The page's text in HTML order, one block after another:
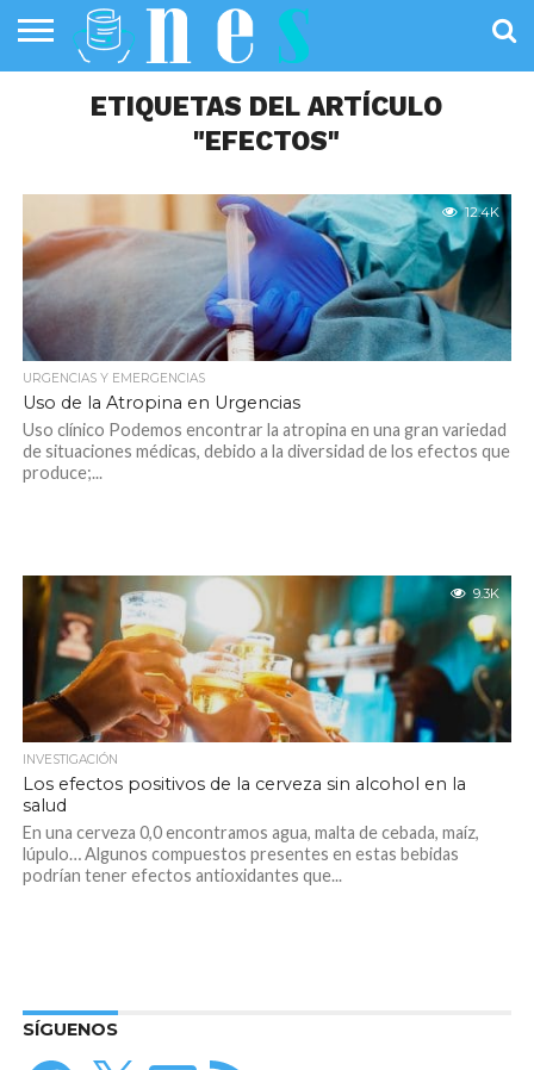
PÚBLICA
SANIDAD
INVESTIGACIÓN
ENTREVISTAS
PROFESIONALES
DE LA SALUD
INFOGRAFÍAS
DE SALUD
OPINIÓNETIQUETAS DEL ARTÍCULO
"EFECTOS"
12.4K
URGENCIAS Y EMERGENCIAS
Uso de la Atropina en Urgencias
Uso clínico Podemos encontrar la atropina en una gran variedad
de situaciones médicas, debido a la diversidad de los efectos que
produce;...
9.3K
INVESTIGACIÓN
Los efectos positivos de la cerveza sin alcohol en la
salud
En una cerveza 0,0 encontramos agua, malta de cebada, maíz,
lúpulo… Algunos compuestos presentes en estas bebidas
podrían tener efectos antioxidantes que...
SÍGUENOS
Facebook
X
Correo Feed